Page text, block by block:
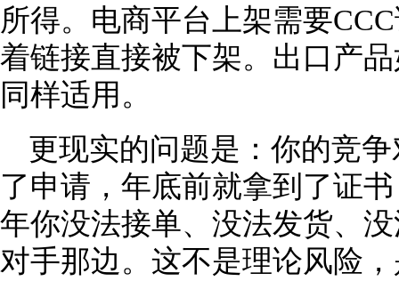
所得。电商平台上架需要
着链接直接被下架。出口产
同样适用。
更现实的问题是：你的竞
了申请，年底前就拿到了证
年你没法接单、没法发货、
对手那边。这不是理论风险